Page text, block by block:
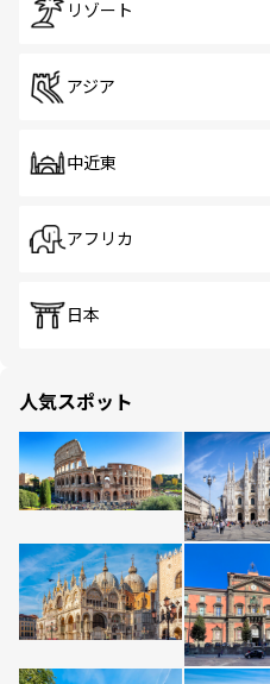
リゾート
アジア
中近東
アフリカ
日本
人気スポット